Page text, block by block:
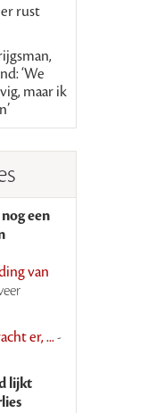
rust
‘We
maar ik
een
van
er, ...-
lijkt